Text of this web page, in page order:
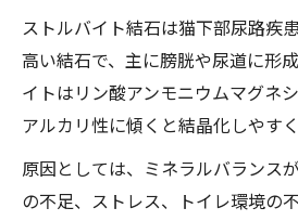
ストルバイト結石は猫下部尿路疾
高い結石で、主に膀胱や尿道に形
イトはリン酸アンモニウムマグネ
アルカリ性に傾くと結晶化しやすく
原因としては、ミネラルバランス
の不足、ストレス、トイレ環境の